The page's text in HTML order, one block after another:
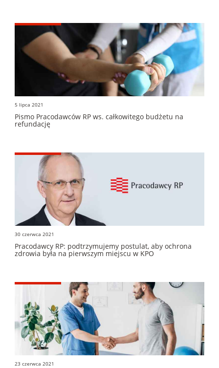
5 lipca 2021
Pismo Pracodawców RP ws. całkowitego budżetu na
refundację
30 czerwca 2021
Pracodawcy RP: podtrzymujemy postulat, aby ochrona
zdrowia była na pierwszym miejscu w KPO
23 czerwca 2021